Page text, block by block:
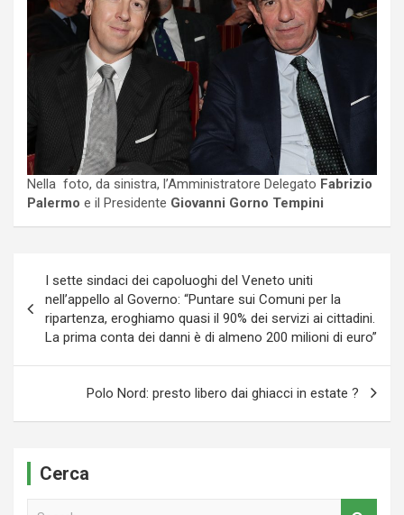
Nella foto, da sinistra, l’Amministratore Delegato Fabrizio
Palermo e il Presidente Giovanni Gorno Tempini
articoli
I sette sindaci dei capoluoghi del Veneto uniti
nell’appello al Governo: “Puntare sui Comuni per la
ripartenza, eroghiamo quasi il 90% dei servizi ai cittadini.
La prima conta dei danni è di almeno 200 milioni di euro”
Polo Nord: presto libero dai ghiacci in estate ?
Cerca